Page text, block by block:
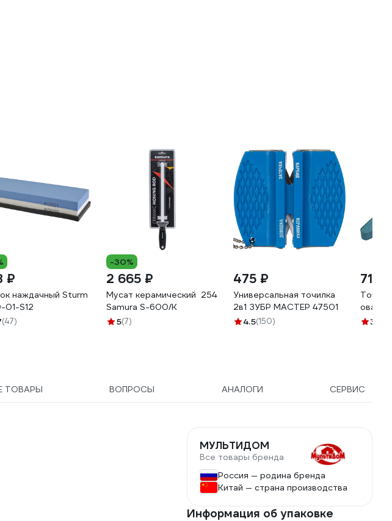
₽
наждачный Sturm
01-S12
(47)
-30%
2 665 ₽
Мусат керамический 254 мм, белый
Samura S-600/K
5(7)
475 ₽
Универсальная точилка
2в1 ЗУБР МАСТЕР 47501
4.5(150)
71 ₽
овал
3.4
ТОВАРЫ ВОПРОСЫ АНАЛОГИ СЕРВИС
МУЛЬТИДОМ
Все товары бренда
Россия — родина бренда
Китай — страна производства
Информация об упаковке